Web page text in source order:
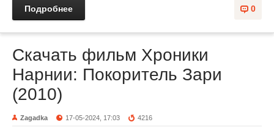
0
Подробнее
Скачать фильм Хроники
Нарнии: Покоритель Зари
(2010)
Zagadka 17-05-2024, 17:03 4216